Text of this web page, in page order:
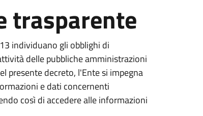
trasparente
individuano gli obblighi di
delle pubbliche amministrazioni
presente decreto, l'Ente si impegna
e dati concernenti
così di accedere alle informazioni